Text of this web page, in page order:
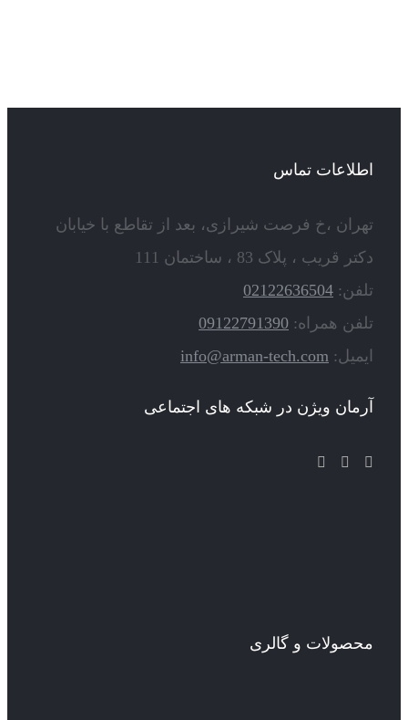
اطلاعات تماس
تهران ،خ فرصت شیرازی، بعد از تقاطع با خیابان
دکتر قریب ، پلاک 83 ، ساختمان 111
تلفن: 02122636504
تلفن همراه: 09122791390
ایمیل: info@arman-tech.com
آرمان ویژن در شبکه های اجتماعی
محصولات و گالری